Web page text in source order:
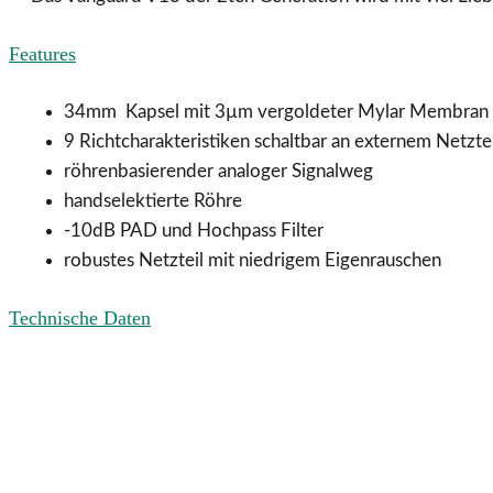
Features
34mm Kapsel mit 3µm vergoldeter Mylar Membran
9 Richtcharakteristiken schaltbar an externem
röhrenbasierender analoger Signalweg
handselektierte Röhre
-10dB PAD und Hochpass Filter
robustes Netzteil mit niedrigem Eigenrauschen
Technische Daten